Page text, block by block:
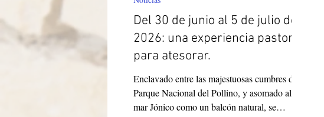
Del 30 de junio al 5 de julio de
2026: una experiencia pastoral
para atesorar.
Enclavado entre las majestuosas cumbres del
Parque Nacional del Pollino, y asomado al
mar Jónico como un balcón natural, se